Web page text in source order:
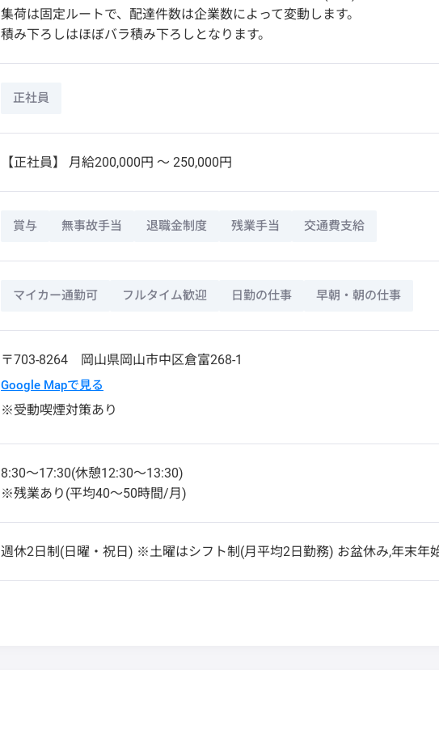
集荷は固定ルートで、配達件数は企業数によって変動します。
積み下ろしはほぼバラ積み下ろしとなります。
正社員
【正社員】 月給200,000円 〜 250,000円
賞与 無事故手当 退職金制度 残業手当 交通費支給
マイカー通勤可 フルタイム歓迎 日勤の仕事 早朝・朝の仕事
〒703-8264 岡山県岡山市中区倉富268-1
Google Mapで見る
※受動喫煙対策あり
8:30〜17:30(休憩12:30〜13:30)
※残業あり(平均40〜50時間/月)
週休2日制(日曜・祝日) ※土曜はシフト制(月平均2日勤務) お盆休み,年末年